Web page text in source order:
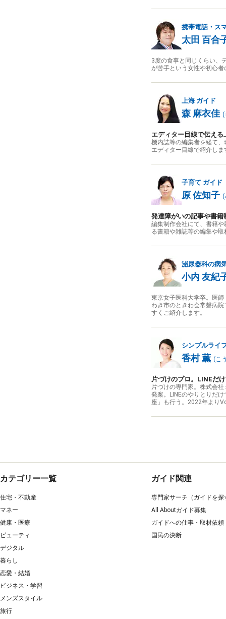
携帯電話・ス
太田 百合
3度の食事と同じくらい、
が苦手という女性や初心
上海 ガイド
森 麻衣佳 (
エディター目線で伝え
機内誌等の編集者を経て
エディター目線で紹介しま
子育て ガイド
原 佐知子 (
発達障がいの記事や書
編集制作会社にて、書籍
る書籍や雑誌等の編集や
泌尿器科の病
小内 友紀
東京女子医科大学卒。医
わき市のときわ会常磐病
すくご紹介します。
シンプルライ
香村 薫 (こ
片づけのプロ。LINEだ
片づけの専門家。株式会
発案。LINEのやりとりだ
座」も行う。2022年より
カテゴリー一覧
住宅・不動産
マネー
健康・医療
ビューティ
デジタル
暮らし
恋愛・結婚
ビジネス・学習
メンズスタイル
旅行
ガイド関連
専門家サーチ（ガイドを探
All Aboutガイド募集
ガイドへの仕事・取材依頼
国民の決断